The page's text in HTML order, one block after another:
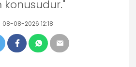
08-08-2026 12:18